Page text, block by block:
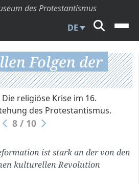
des Protestantismus
DE
Folgen der
Die religiöse Krise im 16.
des Protestantismus.
8 / 10
ist stark an der von den
kulturellen Revolution